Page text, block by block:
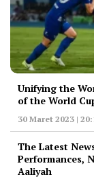
Unifying the
of the World
30 Maret 2023 |
The Latest
Performances,
Aaliyah